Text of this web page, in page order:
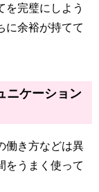
を完璧にしよう
に余裕が持てて
ニケーション
働き方などは異
をうまく使って